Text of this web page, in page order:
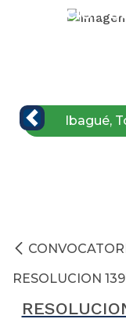
Dirección
Ibagué,
RESOLUCION